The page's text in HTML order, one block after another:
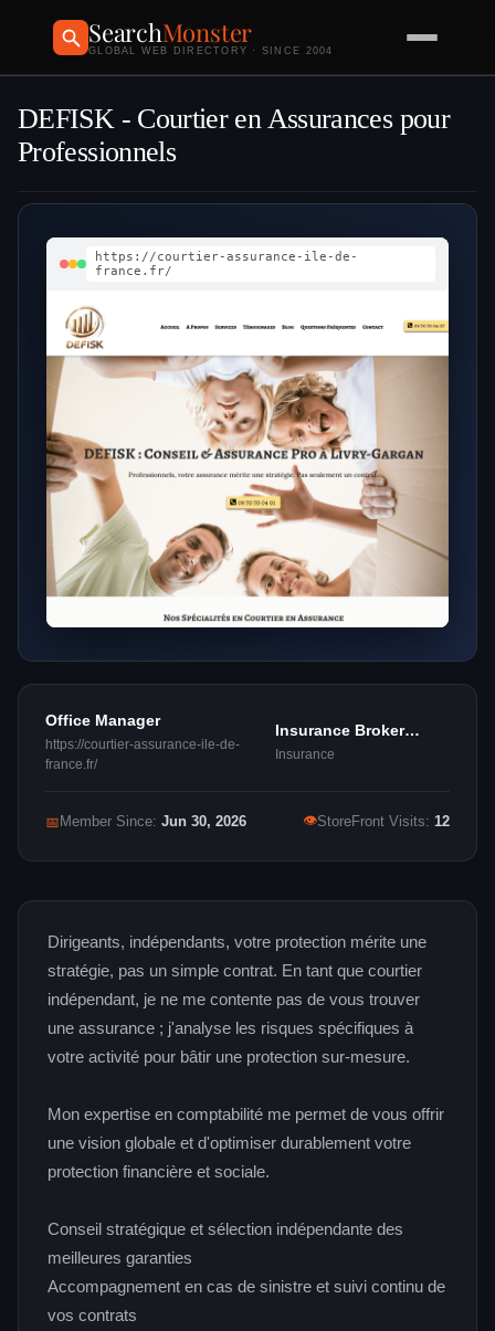
SearchMonster
GLOBAL WEB DIRECTORY · SINCE 2004
DEFISK - Courtier en Assurances pour
Professionnels
https://courtier-assurance-ile-de-
france.fr/
Office Manager
https://courtier-assurance-ile-de-
france.fr/
Insurance Broker
Agents
Insurance
📅 Member Since: Jun 30, 2026 👁StoreFront Visits: 12
Dirigeants, indépendants, votre protection mérite une
stratégie, pas un simple contrat. En tant que courtier
indépendant, je ne me contente pas de vous trouver
une assurance ; j'analyse les risques spécifiques à
votre activité pour bâtir une protection sur-mesure.
Mon expertise en comptabilité me permet de vous offrir
une vision globale et d'optimiser durablement votre
protection financière et sociale.
Conseil stratégique et sélection indépendante des
meilleures garanties
Accompagnement en cas de sinistre et suivi continu de
vos contrats